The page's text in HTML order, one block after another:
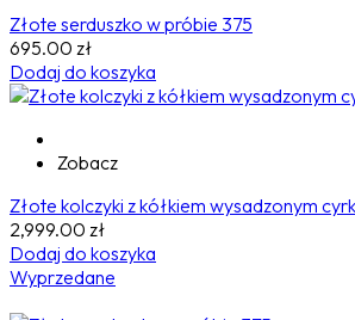
Złote serduszko w próbie 375
695.00 zł
Dodaj do koszyka
Zobacz
Złote kolczyki z kółkiem wysadzonym
2,999.00 zł
Dodaj do koszyka
Wyprzedane